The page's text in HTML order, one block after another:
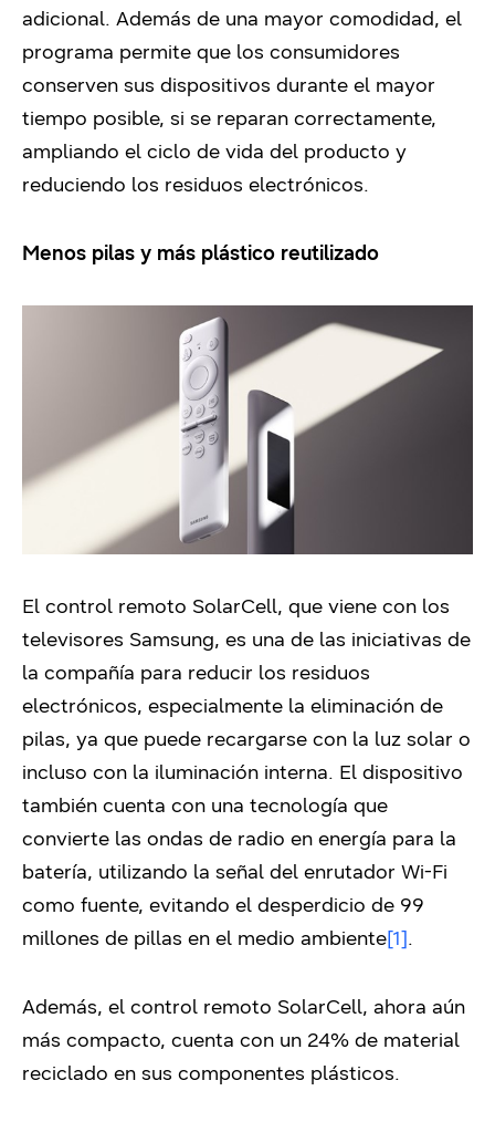
adicional. Además de una mayor comodidad, el
programa permite que los consumidores
conserven sus dispositivos durante el mayor
tiempo posible, si se reparan correctamente,
ampliando el ciclo de vida del producto y
reduciendo los residuos electrónicos.
Menos pilas y más plástico reutilizado
El control remoto SolarCell, que viene con los
televisores Samsung, es una de las iniciativas de
la compañía para reducir los residuos
electrónicos, especialmente la eliminación de
pilas, ya que puede recargarse con la luz solar o
incluso con la iluminación interna. El dispositivo
también cuenta con una tecnología que
convierte las ondas de radio en energía para la
batería, utilizando la señal del enrutador Wi-Fi
como fuente, evitando el desperdicio de 99
millones de pillas en el medio ambiente[1].
Además, el control remoto SolarCell, ahora aún
más compacto, cuenta con un 24% de material
reciclado en sus componentes plásticos.